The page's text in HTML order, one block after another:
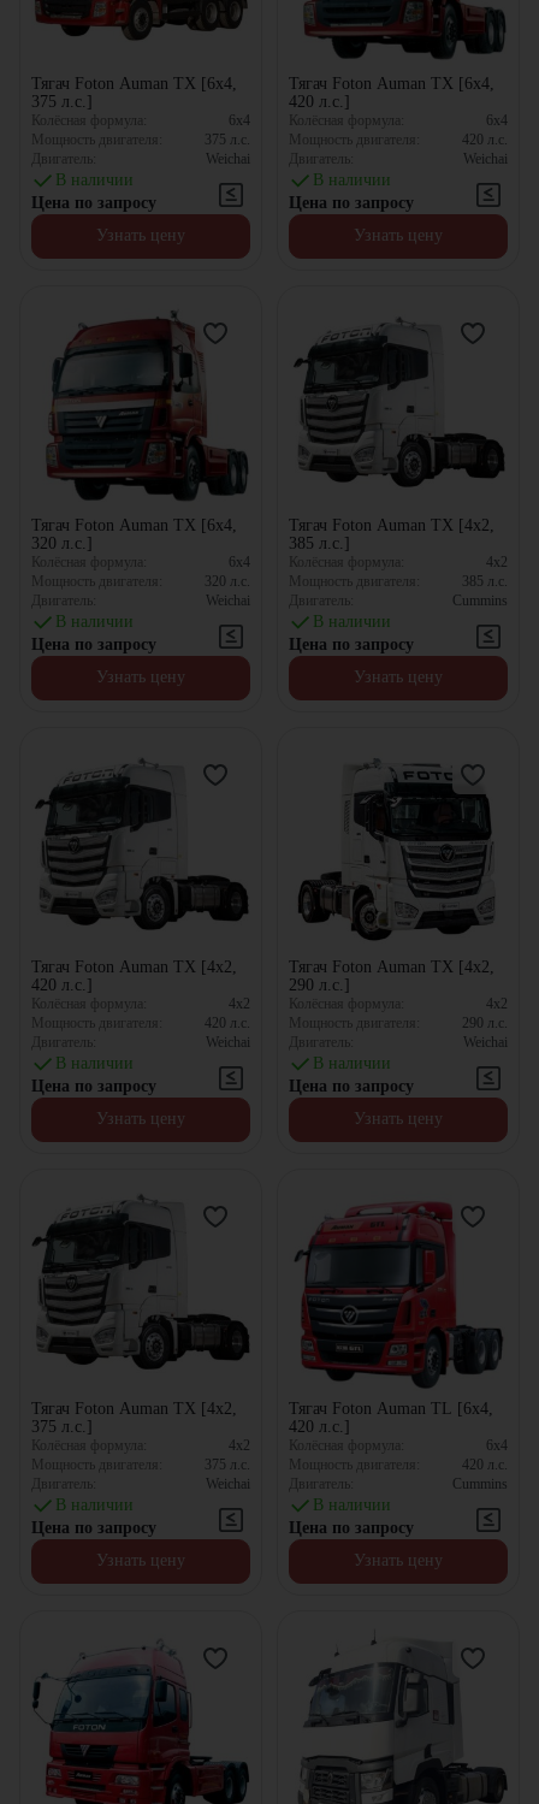
Тягач Foton Auman TX [6x4,
375 л.с.]
Колёсная формула:
6x4
Мощность двигателя:
375 л.с.
Двигатель:
Weichai
В наличии
Цена по запросу
Узнать цену
Тягач Foton Auman TX [6x4,
420 л.с.]
Колёсная формула:
6x4
Мощность двигателя:
420 л.с.
Двигатель:
Weichai
В наличии
Цена по запросу
Узнать цену
Тягач Foton Auman TX [6x4,
320 л.с.]
Колёсная формула:
6x4
Мощность двигателя:
320 л.с.
Двигатель:
Weichai
В наличии
Цена по запросу
Узнать цену
Тягач Foton Auman TX [4x2,
385 л.с.]
Колёсная формула:
4x2
Мощность двигателя:
385 л.с.
Двигатель:
Cummins
В наличии
Цена по запросу
Узнать цену
Тягач Foton Auman TX [4x2,
420 л.с.]
Колёсная формула:
4x2
Мощность двигателя:
420 л.с.
Двигатель:
Weichai
В наличии
Цена по запросу
Узнать цену
Тягач Foton Auman TX [4x2,
290 л.с.]
Колёсная формула:
4x2
Мощность двигателя:
290 л.с.
Двигатель:
Weichai
В наличии
Цена по запросу
Узнать цену
Тягач Foton Auman TX [4x2,
375 л.с.]
Колёсная формула:
4x2
Мощность двигателя:
375 л.с.
Двигатель:
Weichai
В наличии
Цена по запросу
Узнать цену
Тягач Foton Auman TL [6x4,
420 л.с.]
Колёсная формула:
6x4
Мощность двигателя:
420 л.с.
Двигатель:
Cummins
В наличии
Цена по запросу
Узнать цену